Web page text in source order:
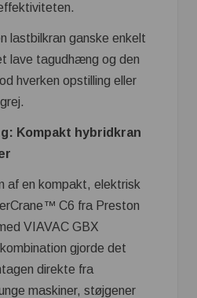
lastbilkran ganske enkelt
lave tagudhæng og den
hverken opstilling eller
Kompakt hybridkran
af en kompakt, elektrisk
C6 fra Preston
VIAVAC GBX
gjorde det
direkte fra
maskiner, støjgener